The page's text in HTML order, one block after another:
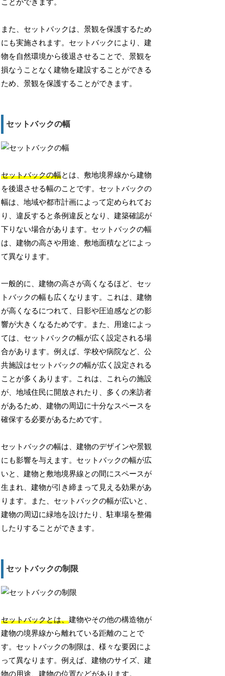
ことができます。
また、セットバックは、景観を保護するため
にも実施されます。セットバックにより、建
物を自然環境から後退させることで、景観を
損なうことなく建物を建設することができる
ため、景観を保護することができます。
セットバックの幅
セットバックの幅とは、敷地境界線から建物
を後退させる幅のことです。セットバックの
幅は、地域や都市計画によって定められてお
り、違反すると条例違反となり、建築確認が
下りない場合があります。セットバックの幅
は、建物の高さや用途、敷地面積などによっ
て異なります。
一般的に、建物の高さが高くなるほど、セッ
トバックの幅も広くなります。これは、建物
が高くなるにつれて、日影や圧迫感などの影
響が大きくなるためです。また、用途によっ
ては、セットバックの幅が広く設定される場
合があります。例えば、学校や病院など、公
共施設はセットバックの幅が広く設定される
ことが多くあります。これは、これらの施設
が、地域住民に開放されたり、多くの来訪者
があるため、建物の周辺に十分なスペースを
確保する必要があるためです。
セットバックの幅は、建物のデザインや景観
にも影響を与えます。セットバックの幅が広
いと、建物と敷地境界線との間にスペースが
生まれ、建物が引き締まって見える効果があ
ります。また、セットバックの幅が広いと、
建物の周辺に緑地を設けたり、駐車場を整備
したりすることができます。
セットバックの制限
セットバックとは、建物やその他の構造物が
建物の境界線から離れている距離のことで
す。セットバックの制限は、様々な要因によ
って異なります。例えば、建物のサイズ、建
物の用途、建物の位置などがあります。